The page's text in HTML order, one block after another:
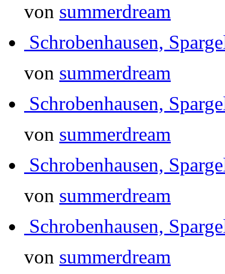
von summerdream
Schrobenhausen,
von summerdream
Schrobenhausen,
von summerdream
Schrobenhausen,
von summerdream
Schrobenhausen,
von summerdream